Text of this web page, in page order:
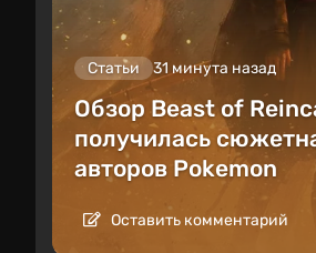
Статьи 31 минута назад
Обзор Beast of
получилась
авторов Pokemon
Оставить комментарий